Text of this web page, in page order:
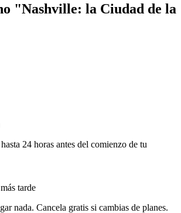
"Nashville: la Ciudad de la
24 horas antes del comienzo de tu
tarde
nada. Cancela gratis si cambias de planes.